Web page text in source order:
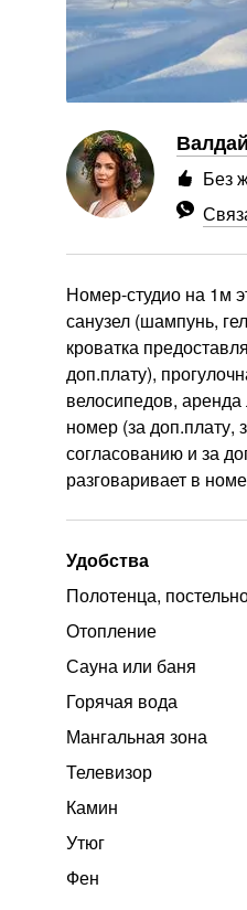
Без
Номер-студио на 1м
санузел (шампунь,
кроватка
доп.плату),
велосипедов,
номер (за
согласованию и за
разговаривает в
Удобства
Полотенца,
Отопление
Сауна или баня
Горячая вода
Мангальная зона
Телевизор
Камин
Утюг
Фен